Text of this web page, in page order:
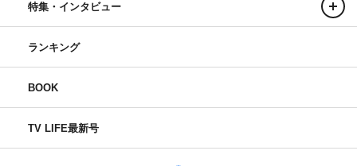
特集・インタビュー
ランキング
BOOK
TV LIFE最新号